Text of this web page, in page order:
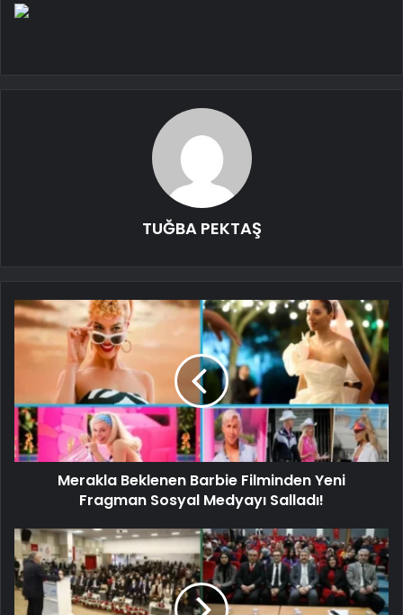
TUĞBA PEKTAŞ
Merakla Beklenen Barbie Filminden Yeni
Fragman Sosyal Medyayı Salladı!